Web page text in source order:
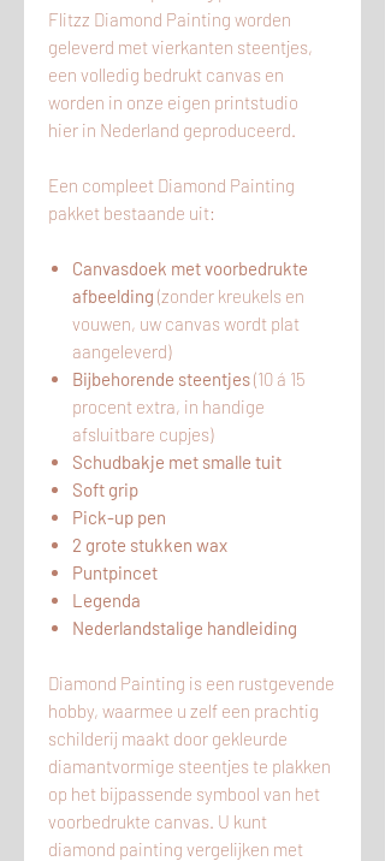
Flitzz Diamond Painting worden
geleverd met vierkanten steentjes,
een volledig bedrukt canvas en
worden in onze eigen printstudio
hier in Nederland geproduceerd.
Een compleet Diamond Painting
pakket bestaande uit:
Canvasdoek met voorbedrukte
afbeelding (zonder kreukels en
vouwen, uw canvas wordt plat
aangeleverd)
Bijbehorende steentjes(10 á 15
procent extra, in handige
afsluitbare cupjes)
Schudbakje met smalle tuit
Soft grip
Pick-up pen
2 grote stukken wax
Puntpincet
Legenda
Nederlandstalige handleiding
Diamond Painting is een rustgevende
hobby, waarmee u zelf een prachtig
schilderij maakt door gekleurde
diamantvormige steentjes te plakken
op het bijpassende symbool van het
voorbedrukte canvas. U kunt
diamond painting vergelijken met